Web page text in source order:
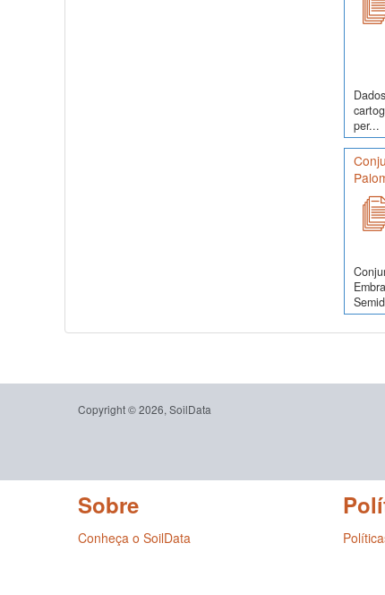
per...
Copyright © 2026, SoilData
Sobre
Conheça o SoilData